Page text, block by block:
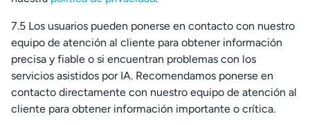
7.5 Los usuarios pueden ponerse en contacto con nuestro
equipo de atención al cliente para obtener información
precisa y fiable o si encuentran problemas con los
servicios asistidos por IA. Recomendamos ponerse en
contacto directamente con nuestro equipo de atención al
cliente para obtener información importante o crítica.